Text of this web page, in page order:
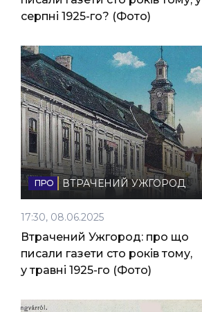
серпні 1925-го? (Фото)
ВТРАЧЕНИЙ УЖГОРОД
17:30, 08.06.2025
Втрачений Ужгород: про що
писали газети сто років тому,
у травні 1925-го (Фото)